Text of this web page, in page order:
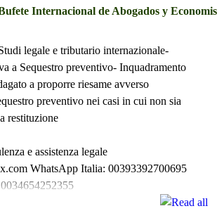
Internacional de Abogados y
legale e tributario internazionale-
a Sequestro preventivo- Inquadramento
a proporre riesame avverso
preventivo nei casi in cui non sia
restituzione
e assistenza legale
WhatsApp Italia: 00393392700695